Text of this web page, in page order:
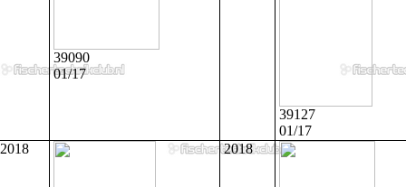
39090
01/17
39127
01/17
2018
2018